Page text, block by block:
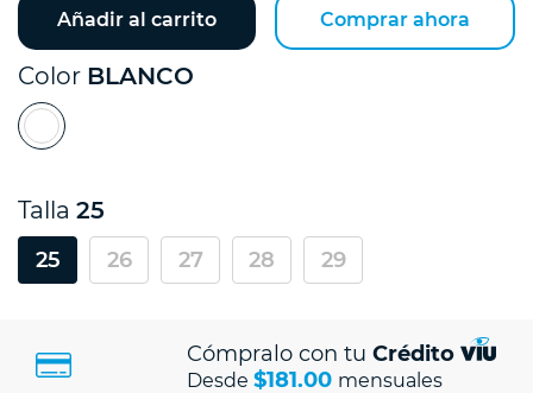
Añadir al carrito Comprar ahora
Color BLANCO
Talla 25
25 26 27 28 29
Cómpralo con tu Crédito
Desde $181.00 mensuales